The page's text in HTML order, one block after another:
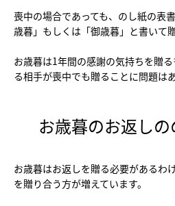
喪中の場合であっても、のし紙の表
歳暮」もしくは「御歳暮」と書いて
お歳暮は1年間の感謝の気持ちを贈
る相手が喪中でも贈ることに問題は
お歳暮のお返し
お歳暮はお返しを贈る必要があるわ
を贈り合う方が増えています。